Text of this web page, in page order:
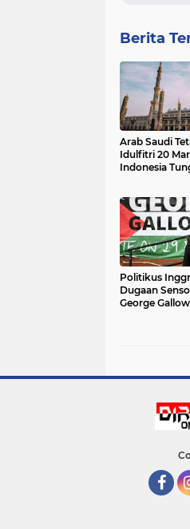
Berita
Arab Saudi
Idulfitri 20
Indonesia
Politikus
Dugaan
George